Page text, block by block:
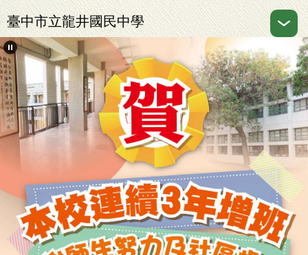
跳
到
主
要
內
容
區
臺中市立龍井國民中學